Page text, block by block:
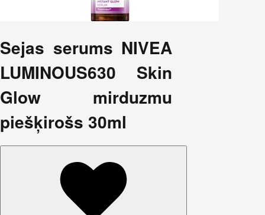
Sejas serums NIVEA
LUMINOUS630 Skin
Glow mirduzmu
piešķirošs 30ml